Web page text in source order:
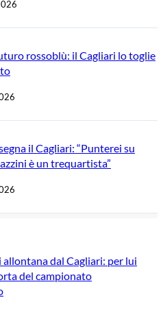
rossoblù: il Cagliari lo toglie
il Cagliari: “Punterei su
è un trequartista”
dal Cagliari: per lui
del campionato